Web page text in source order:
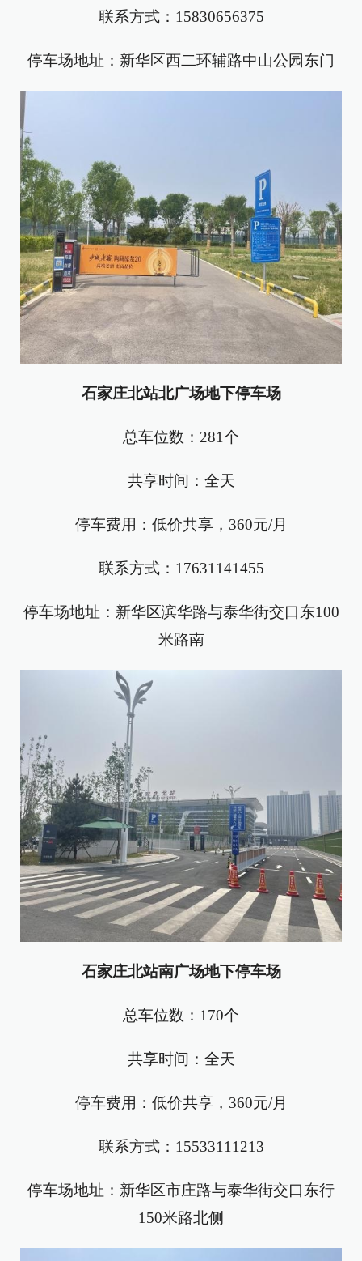
联系方式：15830656375
停车场地址：新华区西二环辅路中山公园东门
石家庄北站北广场地下停车场
总车位数：281个
共享时间：全天
停车费用：低价共享，360元/月
联系方式：17631141455
停车场地址：新华区滨华路与泰华街交口东100
米路南
石家庄北站南广场地下停车场
总车位数：170个
共享时间：全天
停车费用：低价共享，360元/月
联系方式：15533111213
停车场地址：新华区市庄路与泰华街交口东行
150米路北侧